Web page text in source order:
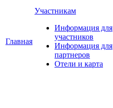
Главная
Участникам
Информация для
участников
Информация для
партнеров
Отели и карта